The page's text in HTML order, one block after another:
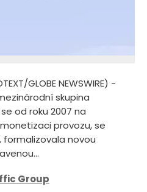
GLOBE NEWSWIRE) -
mezinárodní skupina
od roku 2007 na
provozu, se
formalizovala novou
Group